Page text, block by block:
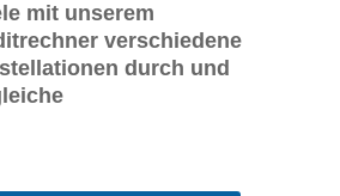
mit unserem
verschiedene
durch und